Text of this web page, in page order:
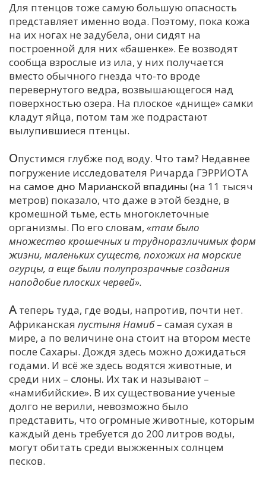
Для птенцов тоже самую большую опасность
представляет именно вода. Поэтому, пока кожа
на их ногах не задубела, они сидят на
построенной для них «башенке». Ее возводят
сообща взрослые из ила, у них получается
вместо обычного гнезда что-то вроде
перевернутого ведра, возвышающегося над
поверхностью озера. На плоское «днище» самки
кладут яйца, потом там же подрастают
вылупившиеся птенцы.
Опустимся глубже под воду. Что там? Недавнее
погружение исследователя Ричарда ГЭРРИОТА
на самое дно Марианской впадины (на 11 тысяч
метров) показало, что даже в этой бездне, в
кромешной тьме, есть многоклеточные
организмы. По его словам, «там было
множество крошечных и трудноразличимых форм
жизни, маленьких существ, похожих на морские
огурцы, а еще были полупрозрачные создания
наподобие плоских червей».
А теперь туда, где воды, напротив, почти нет.
Африканская пустыня Намиб– самая сухая в
мире, а по величине она стоит на втором месте
после Сахары. Дождя здесь можно дожидаться
годами. И всё же здесь водятся животные, и
среди них – слоны. Их так и называют –
«намибийские». В их существование ученые
долго не верили, невозможно было
представить, что огромные животные, которым
каждый день требуется до 200 литров воды,
могут обитать среди выжженных солнцем
песков.